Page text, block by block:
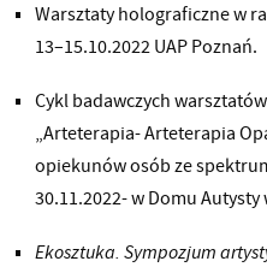
Warsztaty holograficzne w
13–15.10.2022 UAP Poznań.
Cykl badawczych
„Arteterapia- Arteterapia
opiekunów osób ze
30.11.2022- w Domu Autysty
Ekosztuka. Sympozjum